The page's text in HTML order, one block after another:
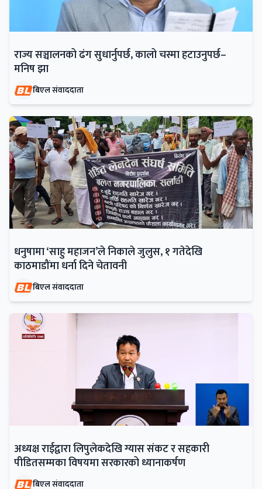
राज्य सञ्चालनको ढंग सुधार्नुपर्छ, कालो चस्मा हटाउनुपर्छ–
मनिष झा
बिएल संवाददाता
धनुषामा ‘साहु महाजन’ले निकाले जुलुस, १ गतेदेखि
काठमाडौंमा धर्ना दिने चेतावनी
बिएल संवाददाता
अध्यक्ष राईद्वारा लिपुलेकदेखि ग्यास संकट र सहकारी
पीडितसम्मका विषयमा सरकारको ध्यानाकर्षण
बिएल संवाददाता